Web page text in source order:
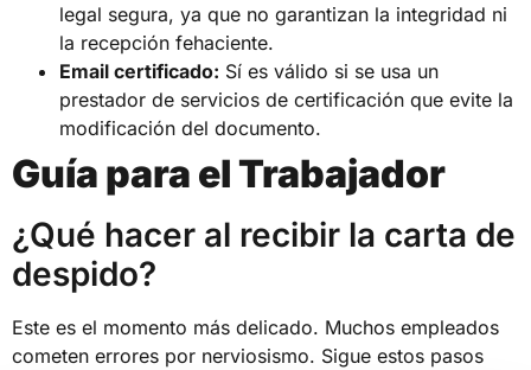
legal segura, ya que no garantizan la integridad ni
la recepción fehaciente.
Email certificado: Sí es válido si se usa un
prestador de servicios de certificación que evite la
modificación del documento.
Guía para el Trabajador
¿Qué hacer al recibir la carta de
despido?
Este es el momento más delicado. Muchos empleados
cometen errores por nerviosismo. Sigue estos pasos